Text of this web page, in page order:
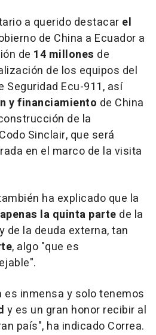
a querido destacar el
de China a Ecuador a
de 14 millones de
de los equipos del
Seguridad Ecu-911, así
y financiamiento de China
de la
Sinclair, que será
en el marco de la visita
ha explicado que la
la quinta parte de la
de la deuda externa, tan
, algo "que es
es inmensa y solo tenemos
y es un gran honor recibir al
país", ha indicado Correa.